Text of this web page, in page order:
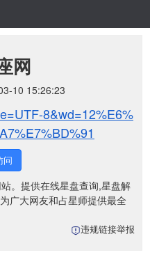
网
10 15:26:23
8&wd=12%E6%
问
。提供在线星盘查询,星盘解
广大网友和占星师提供最全
违规链接举报